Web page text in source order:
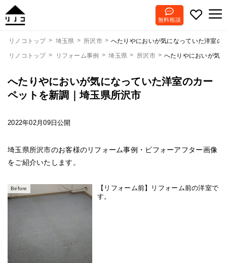
無料相談
リノコトップ 埼玉県 所沢市 へたりやにおいが気になっていた洋室の
リノコトップ リフォーム事例 埼玉県 所沢市 へたりやにおいが気
へたりやにおいが気になっていた洋室のカー
ペットを新調｜埼玉県所沢市
2022年02月09日公開
埼玉県所沢市のお客様のリフォーム事例・ビフォーアフター画像
をご紹介いたします。
Before
【リフォーム前】リフォーム前の洋室で
す。